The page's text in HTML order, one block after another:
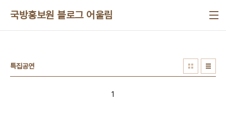
국방홍보원 블로그 어울림
특집공연
1